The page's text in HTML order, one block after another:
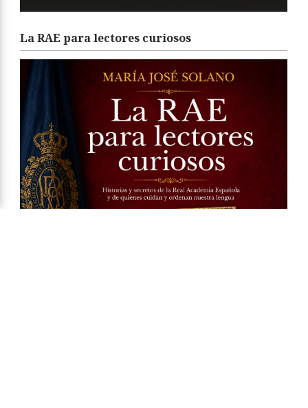
La RAE para lectores curiosos